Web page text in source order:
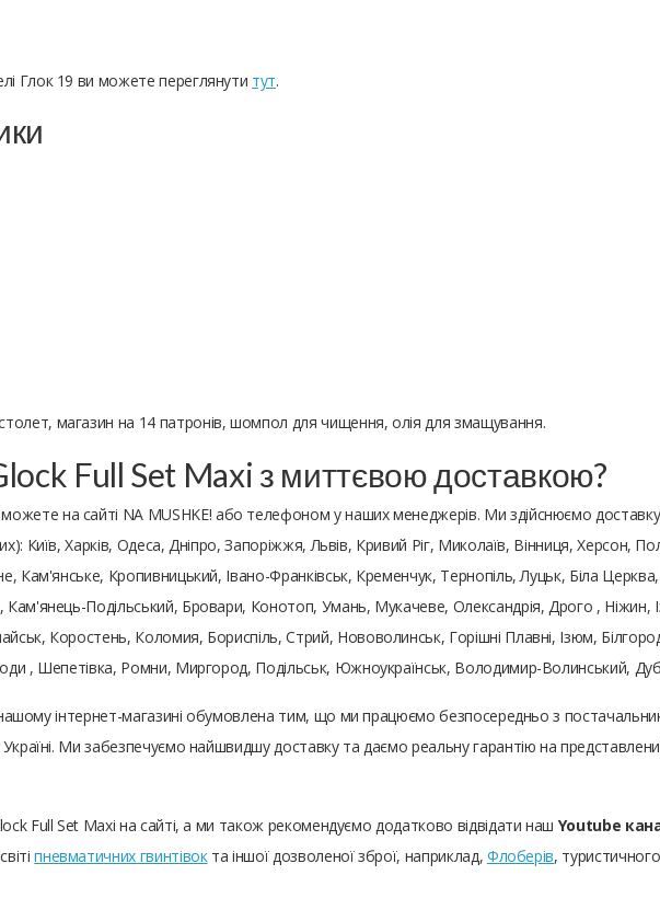
Глок 19 ви можете переглянути тут.
магазин на 14 патронів, шомпол для чищення, олія для змащування.
Full Set Maxi з миттєвою доставкою?
на сайті NA MUSHKE! або телефоном у наших менеджерів. Ми здійснюємо доставку
Київ, Харків, Одеса, Дніпро, Запоріжжя, Львів, Кривий Ріг, Миколаїв, Вінниця, Херсон,
Кам'янське, Кропивницький, Івано-Франківськ, Кременчук, Тернопіль, Луцьк, Біла
Подільський, Бровари, Конотоп, Умань, Мукачеве, Олександрія, Дрого , Ніжин,
Коростень, Коломия, Бориспіль, Стрий, Нововолинськ, Горішні Плавні, Ізюм,
, Шепетівка, Ромни, Миргород, Подільськ, Южноукраїнськ, Володимир-Волинський,
нашому інтернет-магазині обумовлена ​​тим, що ми працюємо безпосередньо з
Україні. Ми забезпечуємо найшвидшу доставку та даємо реальну гарантію на
Full Set Maxi на сайті, а ми також рекомендуємо додатково відвідати наш Youtube
пневматичних гвинтівокта іншої дозволеної зброї, наприклад, Флоберів,